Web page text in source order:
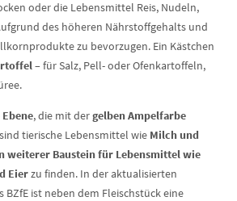
oder die Lebensmittel Reis, Nudeln,
des höheren Nährstoffgehalts und
zu bevorzugen. Ein Kästchen
– für Salz, Pell- oder Ofenkartoffeln,
, die mit dergelben Ampelfarbe
tierische Lebensmittel wie Milch und
weiterer Baustein für Lebensmittel wie
Eierzu finden. In der aktualisierten
BZfE ist neben dem Fleischstück eine